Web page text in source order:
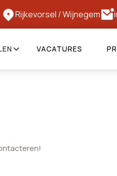
Rijkevorsel /Wijnegem
VACATURES